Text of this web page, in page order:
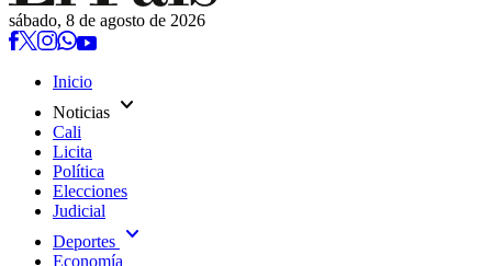
sábado, 8 de agosto de 2026
Inicio
Noticias expand_more
Cali
Licita
Política
Elecciones
Judicial
Deportes expand_more
Economía